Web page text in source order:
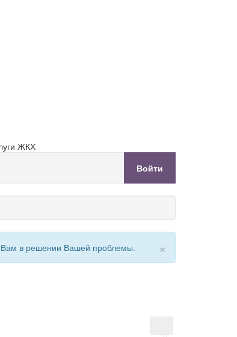
ЖКХ
Войти
×
Вам в решении Вашей проблемы.